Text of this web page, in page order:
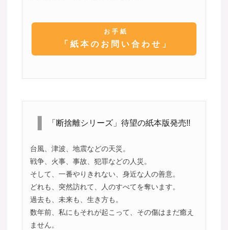
お手紙
「紙本のお問い合わせ」
「断捨離シリーズ」待望の紙本版発売!!
台風、津波、地震などの天災。
戦争、火事、事故、犯罪などの人災。
そして、一番やりきれない、身近な人の善意。
どれも、突然訪れて、人のすべてを奪います。
過去も、未来も、生き方も。
数年前、私にもそれが起こって、その傷はまだ癒え
ません。